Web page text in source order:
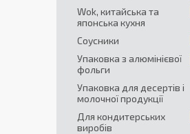
Wok, китайська та
японська кухня
Соусники
Упаковка з алюмінієвої
фольги
Упаковка для десертів і
молочної продукції
Для кондитерських
виробів